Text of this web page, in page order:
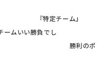
のは 『特定チーム』
勝負でし
のポ